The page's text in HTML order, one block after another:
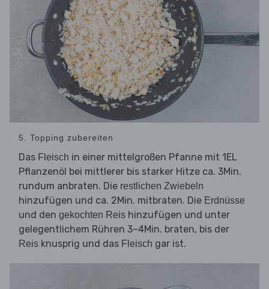
5. Topping zubereiten
Das Fleisch in einer mittelgroßen Pfanne mit 1EL
Pflanzenöl bei mittlerer bis starker Hitze ca. 3Min.
rundum anbraten. Die restlichen Zwiebeln
hinzufügen und ca. 2Min. mitbraten. Die Erdnüsse
und den gekochten Reis hinzufügen und unter
gelegentlichem Rühren 3–4Min. braten, bis der
Reis knusprig und das Fleisch gar ist.